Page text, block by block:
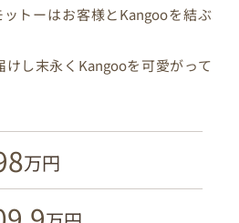
ットーはお客様とKangooを結ぶ
けし末永くKangooを可愛がって